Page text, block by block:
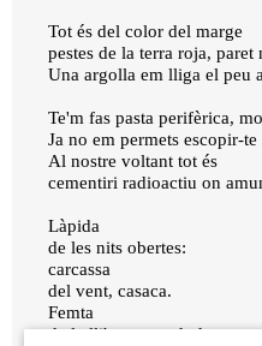
Tot és del color del marge
pestes de la terra roja, paret
Una argolla em lliga el peu
Te'm fas pasta perifèrica,
Ja no em permets escopir-
Al nostre voltant tot és
cementiri radioactiu on
Làpida
de les nits obertes:
carcassa
del vent, casaca.
Femta
de la llibertat perduda,